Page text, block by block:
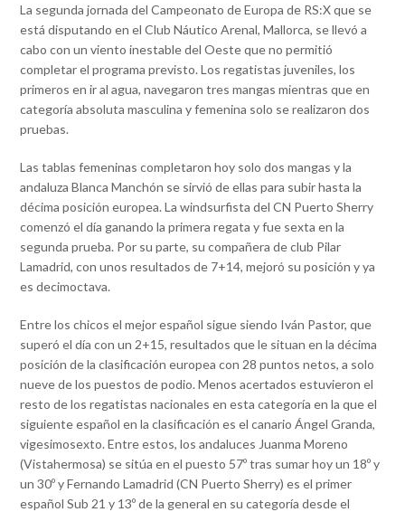
La segunda jornada del Campeonato de Europa de RS:X que se
está disputando en el Club Náutico Arenal, Mallorca, se llevó a
cabo con un viento inestable del Oeste que no permitió
completar el programa previsto. Los regatistas juveniles, los
primeros en ir al agua, navegaron tres mangas mientras que en
categoría absoluta masculina y femenina solo se realizaron dos
pruebas.
Las tablas femeninas completaron hoy solo dos mangas y la
andaluza Blanca Manchón se sirvió de ellas para subir hasta la
décima posición europea. La windsurfista del CN Puerto Sherry
comenzó el día ganando la primera regata y fue sexta en la
segunda prueba. Por su parte, su compañera de club Pilar
Lamadrid, con unos resultados de 7+14, mejoró su posición y ya
es decimoctava.
Entre los chicos el mejor español sigue siendo Iván Pastor, que
superó el día con un 2+15, resultados que le situan en la décima
posición de la clasificación europea con 28 puntos netos, a solo
nueve de los puestos de podio. Menos acertados estuvieron el
resto de los regatistas nacionales en esta categoría en la que el
siguiente español en la clasificación es el canario Ángel Granda,
vigesimosexto. Entre estos, los andaluces Juanma Moreno
(Vistahermosa) se sitúa en el puesto 57º tras sumar hoy un 18º y
un 30º y Fernando Lamadrid (CN Puerto Sherry) es el primer
español Sub 21 y 13º de la general en su categoría desde el